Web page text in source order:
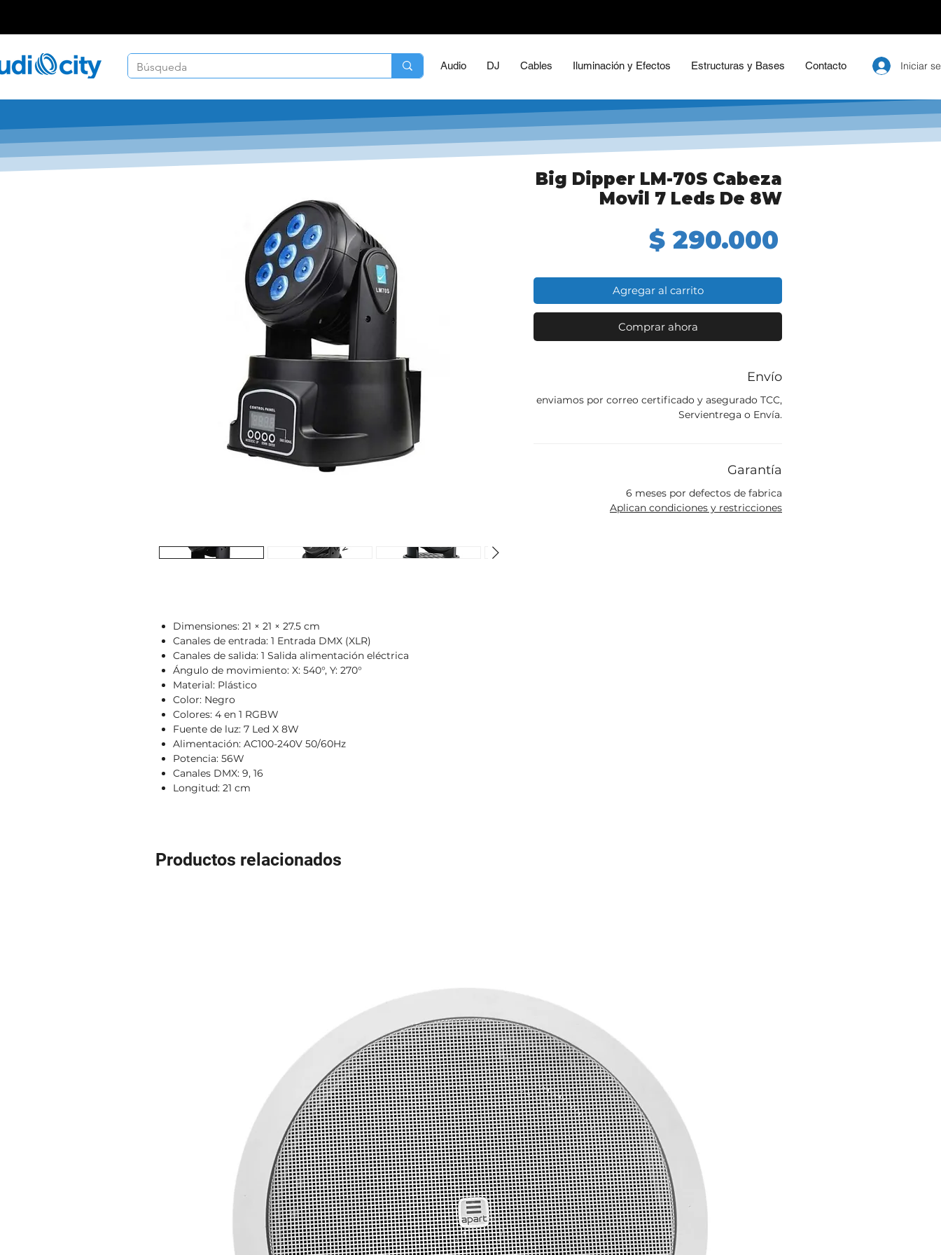
Audio DJ Cables Iluminación y Efectos Estructuras y Bases Contacto Iniciar
Dimensiones: 21 × 21 × 27.5 cm
Canales de entrada: 1 Entrada DMX (XLR)
Canales de salida: 1 Salida alimentación eléctrica
Ángulo de movimiento: X: 540°, Y: 270°
Material: Plástico
Color: Negro
Colores: 4 en 1 RGBW
Fuente de luz: 7 Led X 8W
Alimentación: AC100-240V 50/60Hz
Potencia: 56W
Canales DMX: 9, 16
Longitud: 21 cm
Big Dipper LM-70S Cabeza
Movil 7 Leds De 8W
$ 290.000
Agregar al carrito
Comprar ahora
Envío
enviamos por correo certificado y asegurado TCC,
Servientrega o Envía.
Garantía
6 meses por defectos de fabrica
Aplican condiciones y restricciones
Productos relacionados